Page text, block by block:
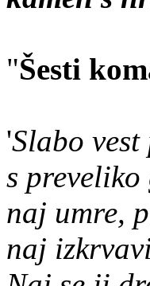
"Šesti
'Slabo
s
naj umre,
naj